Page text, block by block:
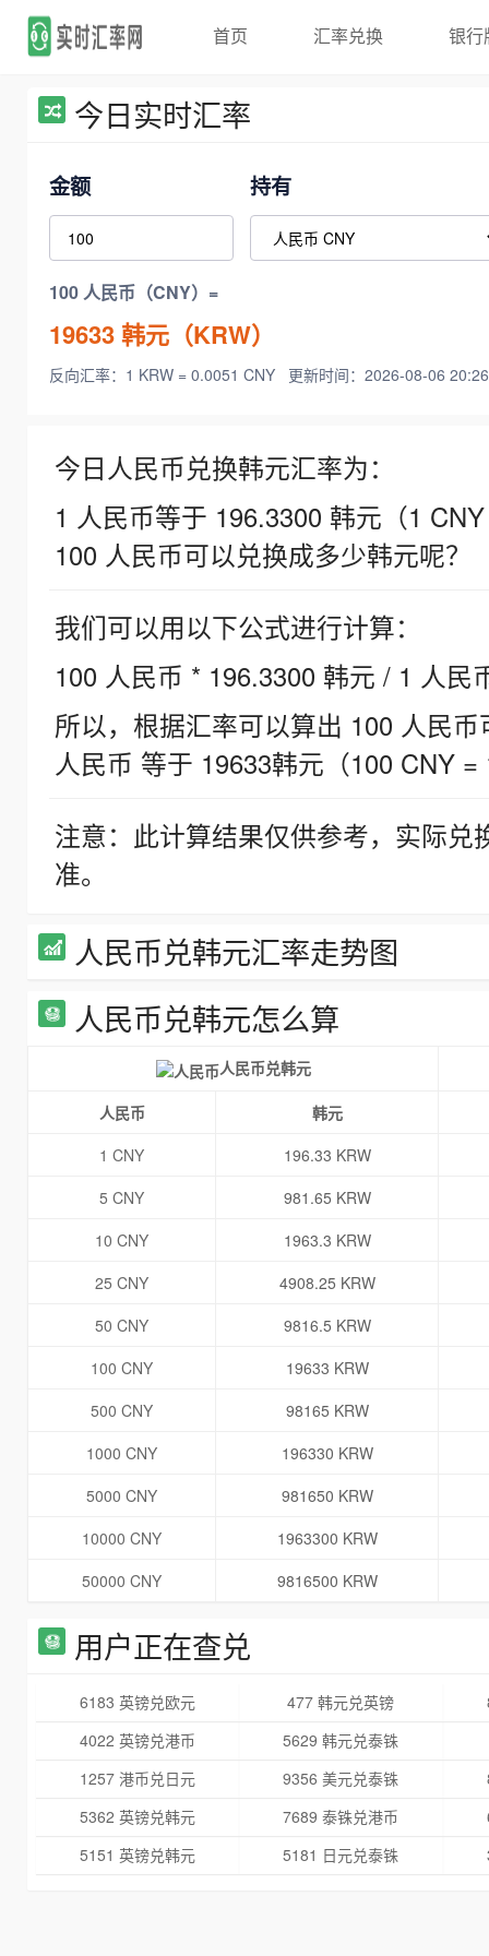
首页 汇率兑换 银行
今日实时汇率
金额 持有
100 人民币（CNY）=
19633韩元（KRW）
反向汇率：1 KRW = 0.0051 CNY 更新时间：2026-08-06
今日人民币兑换韩元汇率为：
1 人民币等于 196.3300 韩元（1
100 人民币可以兑换成多少韩元呢？
我们可以用以下公式进行计算：
100 人民币 * 196.3300 韩元 / 1 人民
所以，根据汇率可以算出 100 人民
人民币 等于 19633韩元（100 CNY =
注意：此计算结果仅供参考，实际
准。
人民币兑韩元汇率走势图
人民币兑韩元怎么算
人民币兑韩元
人民币
韩元
1 CNY
196.33 KRW
5 CNY
981.65 KRW
10 CNY
1963.3 KRW
25 CNY
4908.25 KRW
50 CNY
9816.5 KRW
100 CNY
19633 KRW
500 CNY
98165 KRW
1000 CNY
196330 KRW
5000 CNY
981650 KRW
10000 CNY
1963300 KRW
50000 CNY
9816500 KRW
用户正在查兑
6183 英镑兑欧元 477 韩元兑英镑
4022 英镑兑港币
5629 韩元兑泰铢
1257 港币兑日元
9356 美元兑泰铢
5362 英镑兑韩元
7689 泰铢兑港币
5151 英镑兑韩元
5181 日元兑泰铢